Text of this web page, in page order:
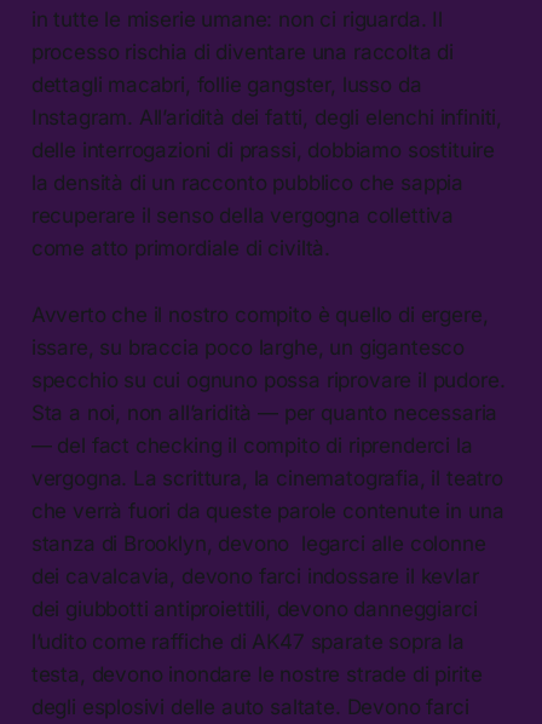
in tutte le miserie umane: non ci riguarda. Il
processo rischia di diventare una raccolta di
dettagli macabri, follie gangster, lusso da
Instagram. All’aridità dei fatti, degli elenchi infiniti,
delle interrogazioni di prassi, dobbiamo sostituire
la densità di un racconto pubblico che sappia
recuperare il senso della vergogna collettiva
come atto primordiale di civiltà.
Avverto che il nostro compito è quello di ergere,
issare, su braccia poco larghe, un gigantesco
specchio su cui ognuno possa riprovare il pudore.
Sta a noi, non all’aridità — per quanto necessaria
— del fact checking il compito di riprenderci la
vergogna. La scrittura, la cinematografia, il teatro
che verrà fuori da queste parole contenute in una
stanza di Brooklyn, devono legarci alle colonne
dei cavalcavia, devono farci indossare il kevlar
dei giubbotti antiproiettili, devono danneggiarci
l’udito come raffiche di AK47 sparate sopra la
testa, devono inondare le nostre strade di pirite
degli esplosivi delle auto saltate. Devono farci